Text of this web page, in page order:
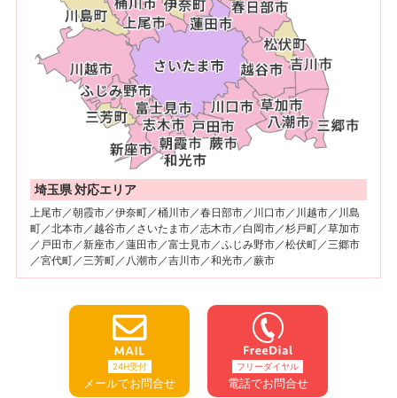
埼玉県 対応エリア
上尾市／朝霞市／伊奈町／桶川市／春日部市／川口市／川越市／川島
町／北本市／越谷市／さいたま市／志木市／白岡市／杉戸町／草加市
／戸田市／新座市／蓮田市／富士見市／ふじみ野市／松伏町／三郷市
／宮代町／三芳町／八潮市／吉川市／和光市／蕨市
24H受付
メールでお問合せ
フリーダイヤル
電話でお問合せ